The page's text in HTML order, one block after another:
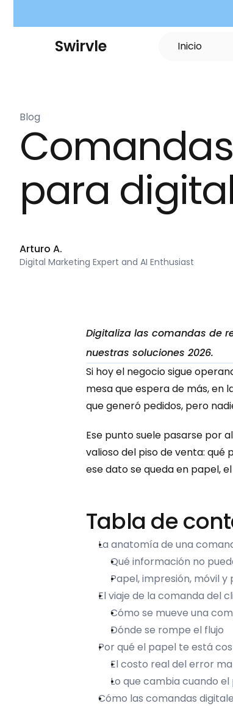
Swirvle Inicio
Blog
para
Arturo A.
Digital Marketing Expert and AI Enthusiast
Digitaliza las comandas de
nuestras soluciones 2026.
Si hoy el negocio sigue
mesa que espera de más, en
que generó pedidos, pero
Ese punto suele pasarse por
valioso del piso de venta: qué
ese dato se queda en papel,
Tabla de
La anatomía de una
Qué información no
Papel, impresión, móvil
El viaje de la comanda del
Cómo se mueve una
Dónde se rompe el flujo
Por qué el papel te está
El costo real del error
Lo que cambia cuando
Cómo las comandas